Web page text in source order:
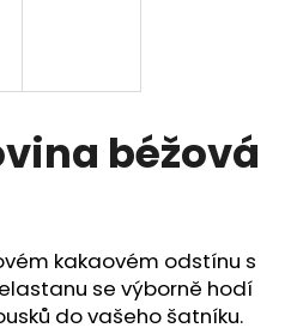
béžová
kakaovém odstínu s
se výborně hodí
do vašeho šatníku.